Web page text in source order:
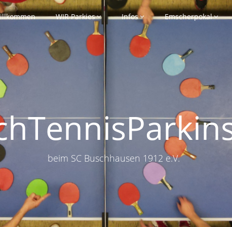
WIR Parkies Infos Emscherpokal
beim SC Buschhausen 1912 e.V.